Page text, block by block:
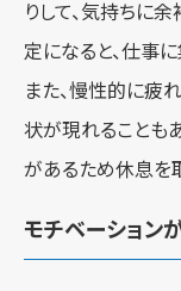
りして、気持ちに
定になると、仕事
また、慢性的に疲
状が現れることも
があるため休息を
モチベーション